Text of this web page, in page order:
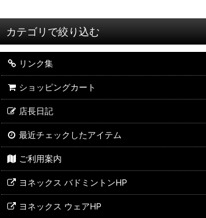
並び順 :
カテゴリで絞り込む
ソフトテニス (全商品)
ソフトテニスラケット
ソフトテニスガット
ボール・アクセサリー
リンク集
ショッピングカート
店長日記
最近チェックしたアイテム
ご利用案内
ヨネックス バドミントンHP
ヨネックス ウェアHP